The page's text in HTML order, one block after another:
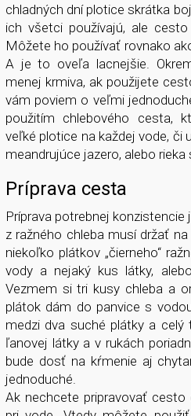
chladných dní plotice skrátka
ich všetci používajú, ale
Môžete ho používať rovnako
A je to oveľa lacnejšie.
menej krmiva, ak použijete
vám poviem o veľmi
použitím chlebového cesta,
veľké plotice na každej vode, či
meandrujúce jazero, alebo
Príprava cesta
Príprava potrebnej
z ražného chleba musí držať
niekoľko plátkov „čierneho“
vody a nejaký kus látky,
Vezmem si tri kusy chleba a
plátok dám do panvice s
medzi dva suché plátky a celý
ľanovej látky a v rukách
bude dosť na kŕmenie aj
jednoduché.
Ak nechcete pripravovať